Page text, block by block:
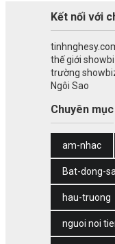
Kết nối với
thế giới
trường
Ngôi Sao
Chuyên mục
am-nhac
Bat-dong-
hau-truong
nguoi noi